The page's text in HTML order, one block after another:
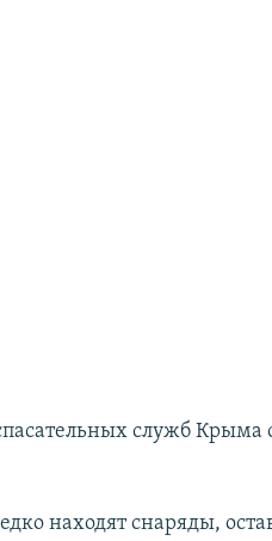
служб Крыма
находят снаряды,